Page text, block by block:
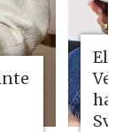
ha